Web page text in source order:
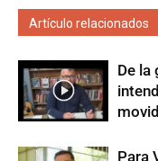
Artículo relacionados
De la
Para